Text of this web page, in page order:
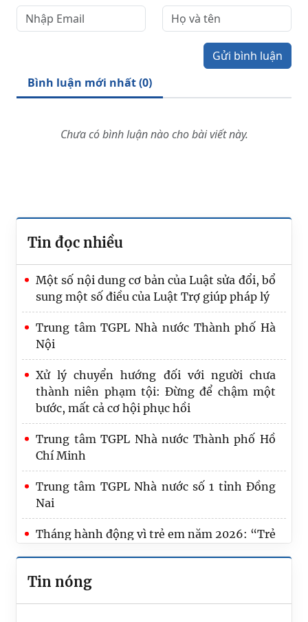
Gửi bình luận
Bình luận mới nhất (0)
Chưa có bình luận nào cho bài viết này.
Tin đọc nhiều
Một số nội dung cơ bản của Luật sửa đổi, bổ
sung một số điều của Luật Trợ giúp pháp lý
Trung tâm TGPL Nhà nước Thành phố Hà
Nội
Xử lý chuyển hướng đối với người chưa
thành niên phạm tội: Đừng để chậm một
bước, mất cả cơ hội phục hồi
Trung tâm TGPL Nhà nước Thành phố Hồ
Chí Minh
Trung tâm TGPL Nhà nước số 1 tỉnh Đồng
Nai
Tháng hành động vì trẻ em năm 2026: “Trẻ
Tin nóng